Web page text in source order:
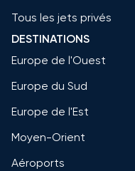
Tous les jets privés
DESTINATIONS
Europe de l'Ouest
Europe du Sud
Europe de l'Est
Moyen-Orient
Aéroports